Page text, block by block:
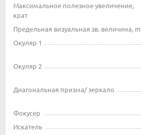
Максимальное полезное увеличение,
крат
Предельная визуальная зв. величина, m
Окуляр 1
Окуляр 2
Диагональная призма/ зеркало
Фокусер
Искатель